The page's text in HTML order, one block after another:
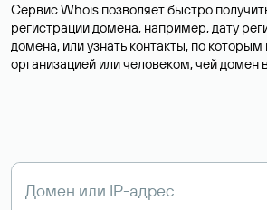
Сервис Whois позволяет быстро
регистрации домена, например, дату
домена, или узнать контакты, по
организацией или человеком, чей домен